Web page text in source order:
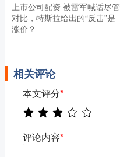
上市公司配资 被雷军喊话尽管
对比，特斯拉给出的“反击”是
涨价？
相关评论
本文评分*
评论内容*